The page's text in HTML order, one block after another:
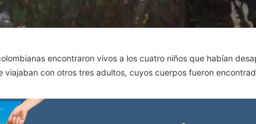
encontraron vivos a los cuatro niños que habían
viajaban con otros tres adultos, cuyos cuerpos fueron